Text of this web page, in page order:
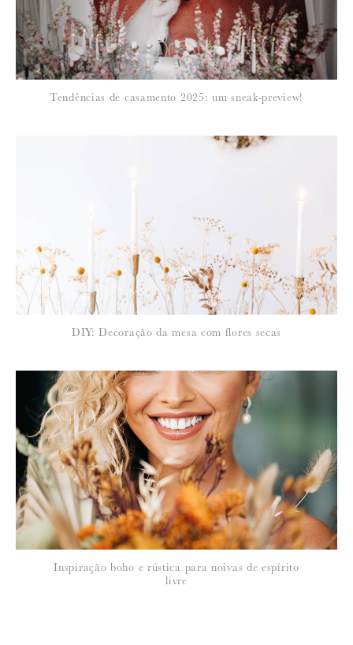
NOME :
Para saber como tratamos e protegemos os seus dados, leia a nossa
24 de Novembro de 2011
AMOR ÀS RISCAS
Este é mesmo um grande Mix & Match. Eu gosto e senti o efeito!
Tendências de casamento 2025: um sneak-preview!
DIY: Decoração da mesa com flores secas
Inspiração boho e rústica para noivas de espírito
livre